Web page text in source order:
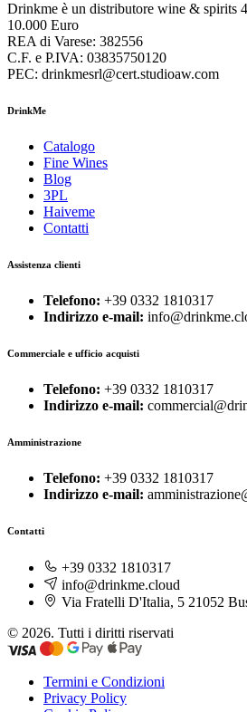
Drinkme è un distributore wine & spirits
10.000 Euro
REA di Varese: 382556
C.F. e P.IVA: 03835750120
PEC: drinkmesrl@cert.studioaw.com
DrinkMe
Catalogo
Fine Wines
Blog
3PL
Haiveme
Contatti
Assistenza clienti
Telefono: +39 0332 1810317
Indirizzo e-mail:
Commerciale e ufficio acquisti
Telefono: +39 0332 1810317
Indirizzo e-mail:
Amministrazione
Telefono: +39 0332 1810317
Indirizzo e-mail:
Contatti
+39 0332 1810317
info@drinkme.cloud
Via Fratelli D'Italia, 5 21052
© 2026. Tutti i diritti riservati
Termini e Condizioni
Privacy Policy